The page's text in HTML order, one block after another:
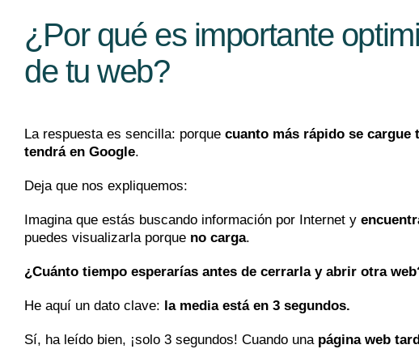
¿Por qué es importante
de tu web?
La respuesta es sencilla: porque cuanto más rápido se
tendrá en Google.
Deja que nos expliquemos:
Imagina que estás buscando información por Internet y
puedes visualizarla porque no carga.
¿Cuánto tiempo esperarías antes de cerrarla y abrir otra
He aquí un dato clave: la media está en 3 segundos.
Sí, ha leído bien, ¡solo 3 segundos! Cuando unapágina web